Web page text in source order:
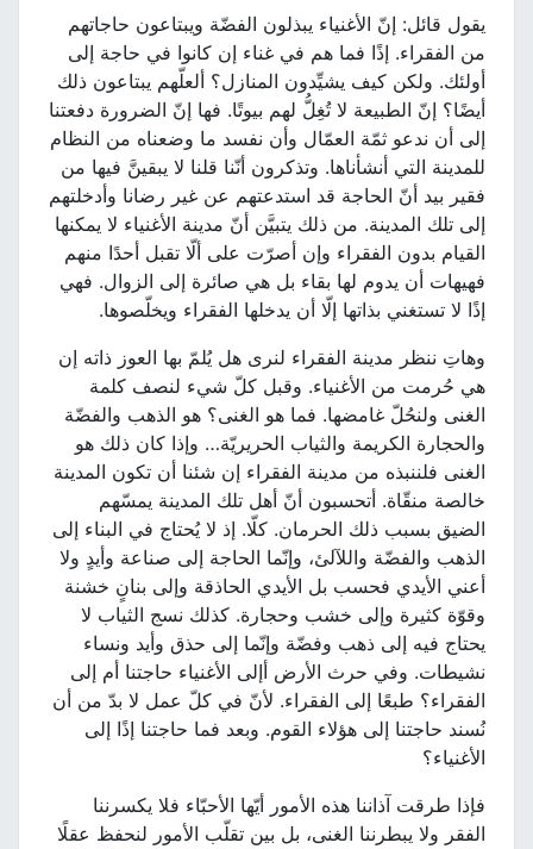
يقول قائل: إنّ الأغنياء يبذلون الفضّة ويبتاعون حاجاتهم
من الفقراء. إذًا فما هم في غناء إن كانوا في حاجة إلى
أولئك. ولكن كيف يشيِّدون المنازل؟ ألعلّهم يبتاعون ذلك
أيضًا؟ إنّ الطبيعة لا تُغِلُّ لهم بيوتًا. فها إنّ الضرورة دفعتنا
إلى أن ندعو ثمّة العمّال وأن نفسد ما وضعناه من النظام
للمدينة التي أنشأناها. وتذكرون أنّنا قلنا لا يبقينَّ فيها من
فقير بيد أنّ الحاجة قد استدعتهم عن غير رضانا وأدخلتهم
إلى تلك المدينة. من ذلك يتبيَّن أنّ مدينة الأغنياء لا يمكنها
القيام بدون الفقراء وإن أصرّت على ألّا تقبل أحدًا منهم
فهيهات أن يدوم لها بقاء بل هي صائرة إلى الزوال. فهي
إذًا لا تستغني بذاتها إلّا أن يدخلها الفقراء ويخلّصوها.
وهاتِ ننظر مدينة الفقراء لنرى هل يُلمّ بها العوز ذاته إن
هي حُرمت من الأغنياء. وقبل كلّ شيء لنصف كلمة
الغنى ولنحُلّ غامضها. فما هو الغنى؟ هو الذهب والفضّة
والحجارة الكريمة والثياب الحريريّة… وإذا كان ذلك هو
الغنى فلننبذه من مدينة الفقراء إن شئنا أن تكون المدينة
خالصة منقّاة. أتحسبون أنّ أهل تلك المدينة يمسّهم
الضيق بسبب ذلك الحرمان. كلّا. إذ لا يُحتاج في البناء إلى
الذهب والفضّة واللآلئ، وإنّما الحاجة إلى صناعة وأيدٍ ولا
أعني الأيدي فحسب بل الأيدي الحاذقة وإلى بنانٍ خشنة
وقوّة كثيرة وإلى خشب وحجارة. كذلك نسج الثياب لا
يحتاج فيه إلى ذهب وفضّة وإنّما إلى حذق وأيد ونساء
نشيطات. وفي حرث الأرض أإلى الأغنياء حاجتنا أم إلى
الفقراء؟ طبعًا إلى الفقراء. لأنّ في كلّ عمل لا بدّ من أن
نُسند حاجتنا إلى هؤلاء القوم. وبعد فما حاجتنا إذًا إلى
الأغنياء؟
فإذا طرقت آذاننا هذه الأمور أيّها الأحبّاء فلا يكسرننا
الفقر ولا يبطرننا الغنى، بل بين تقلّب الأمور لنحفظ عقلًا